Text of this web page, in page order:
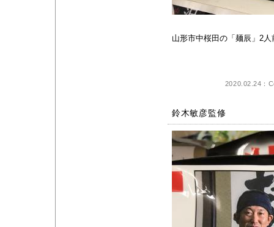
山形市中桜田の「麺辰」2
2020.02.24：
鈴木敏彦監修